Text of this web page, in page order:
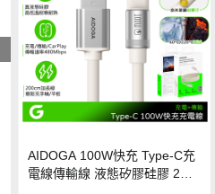
AIDOGA 100W快充 Type-C充
電線傳輸線 液態矽膠硅膠 2M